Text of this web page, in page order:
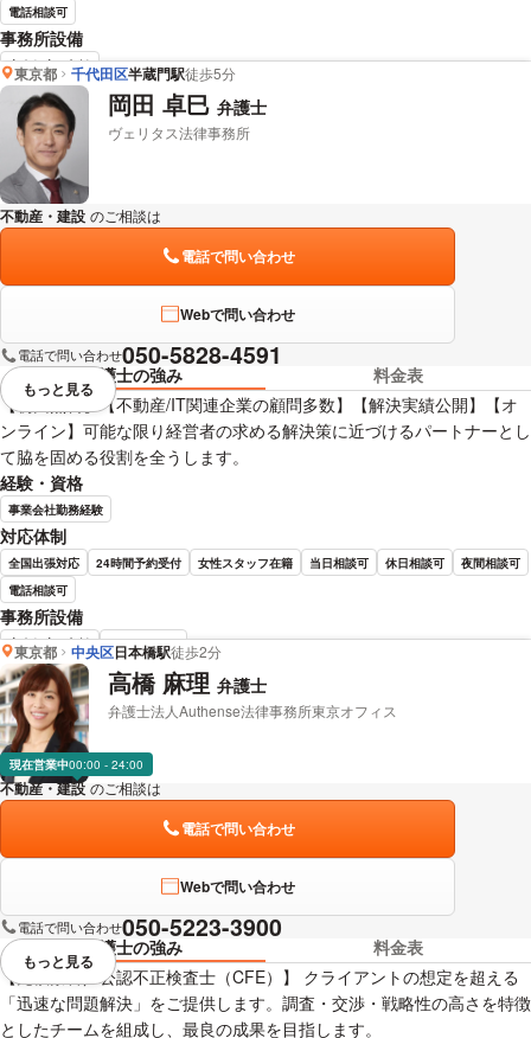
電話相談可
事務所設備
完全個室で相談
森江 悠斗 弁護士の詳細情報を見る
東京都 千代田区半蔵門駅徒歩5分
岡田 卓巳 弁護士
ヴェリタス法律事務所
不動産・建設 のご相談は
電話で問い合わせ
Webで問い合わせ
電話で問い合わせ050-5828-4591
弁護士の強み
料金表
【初回無料】【不動産/IT関連企業の顧問多数】【解決実績公開】【オ
ンライン】可能な限り経営者の求める解決策に近づけるパートナーとし
て脇を固める役割を全うします。
経験・資格
事業会社勤務経験
対応体制
全国出張対応 24時間予約受付 女性スタッフ在籍 当日相談可 休日相談可
夜間相談可
電話相談可
事務所設備
完全個室で相談 バリアフリー
岡田 卓巳 弁護士の詳細情報を見る
視覚的に省略されている要素を
もっと見る
東京都 中央区日本橋駅徒歩2分
高橋 麻理 弁護士
弁護士法人Authense法律事務所東京オフィス
現在営業中00:00 - 24:00
不動産・建設 のご相談は
電話で問い合わせ
Webで問い合わせ
電話で問い合わせ050-5223-3900
弁護士の強み
料金表
【元検察官／公認不正検査士（CFE）】 クライアントの想定を超える
「迅速な問題解決」をご提供します。調査・交渉・戦略性の高さを特徴
としたチームを組成し、最良の成果を目指します。
視覚的に省略されている要素を
もっと見る